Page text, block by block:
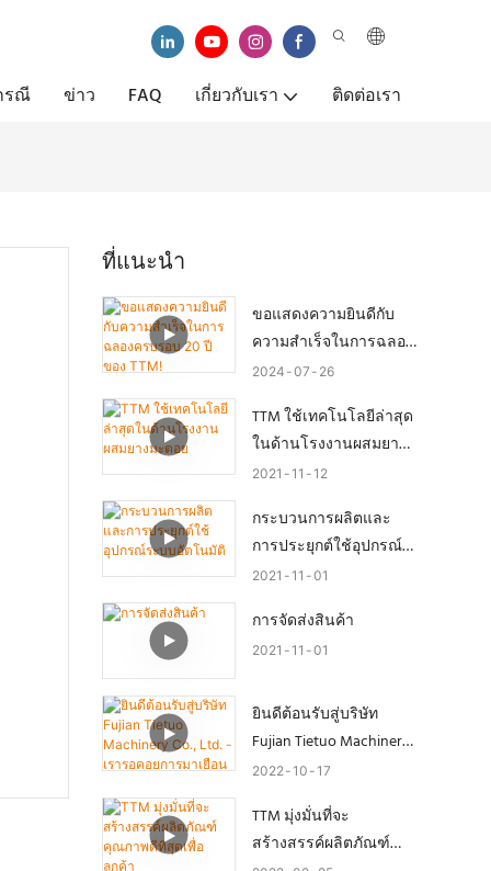
รณี ข่าว FAQ เกี่ยวกับเรา ติดต่อเรา
ที่แนะนำ
ขอแสดงความยินดีกับ
ความสำเร็จในการฉลอง
ครบรอบ 20 ปีของ TTM!
2024 07 26
TTM ใช้เทคโนโลยีล่าสุด
ในด้านโรงงานผสมยาง
มะตอย
2021 11 12
กระบวนการผลิตและ
การประยุกต์ใช้อุปกรณ์
ระบบอัตโนมัติ
2021 11 01
การจัดส่งสินค้า
2021 11 01
ยินดีต้อนรับสู่บริษัท
Fujian Tietuo Machinery
Co., Ltd. - เรารอคอยการ
2022 10 17
TTM มุ่งมั่นที่จะ
สร้างสรรค์ผลิตภัณฑ์